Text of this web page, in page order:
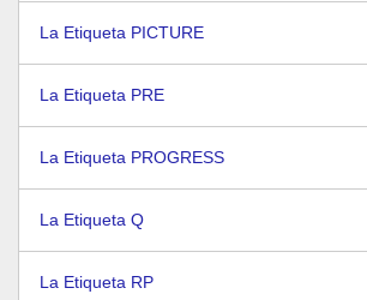
La Etiqueta PICTURE
La Etiqueta PRE
La Etiqueta PROGRESS
La Etiqueta Q
La Etiqueta RP